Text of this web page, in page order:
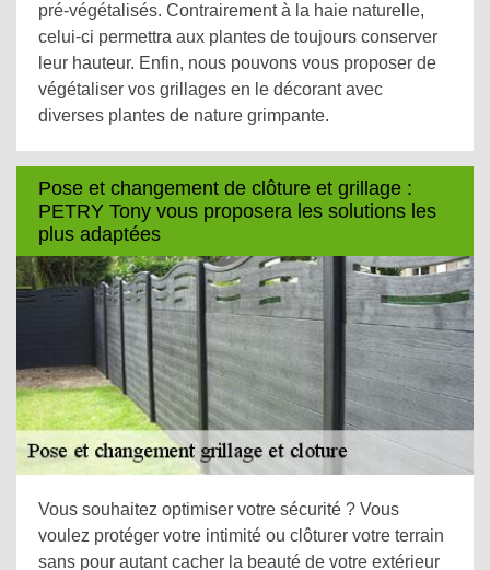
pré-végétalisés. Contrairement à la haie naturelle,
celui-ci permettra aux plantes de toujours conserver
leur hauteur. Enfin, nous pouvons vous proposer de
végétaliser vos grillages en le décorant avec
diverses plantes de nature grimpante.
Pose et changement de clôture et grillage :
PETRY Tony vous proposera les solutions les
plus adaptées
Vous souhaitez optimiser votre sécurité ? Vous
voulez protéger votre intimité ou clôturer votre terrain
sans pour autant cacher la beauté de votre extérieur